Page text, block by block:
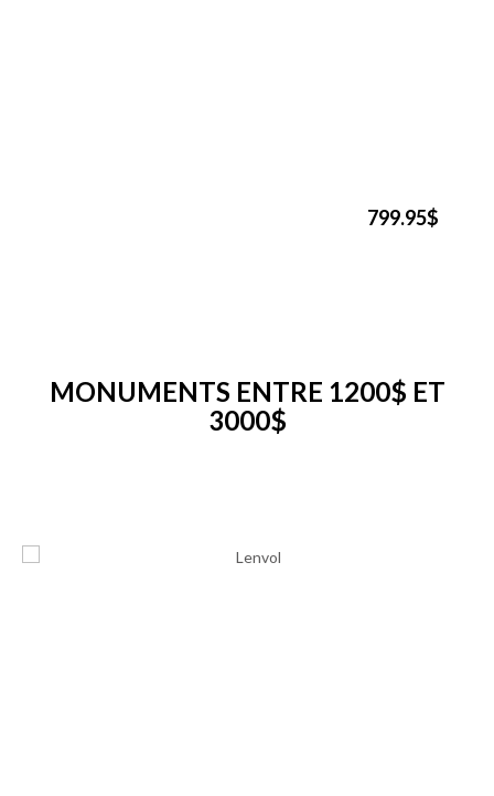
799.95$
MONUMENTS ENTRE 1200$ ET
3000$